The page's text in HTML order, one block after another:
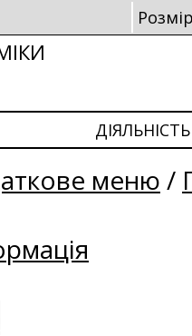
ДІЯЛЬНІСТЬ
меню /